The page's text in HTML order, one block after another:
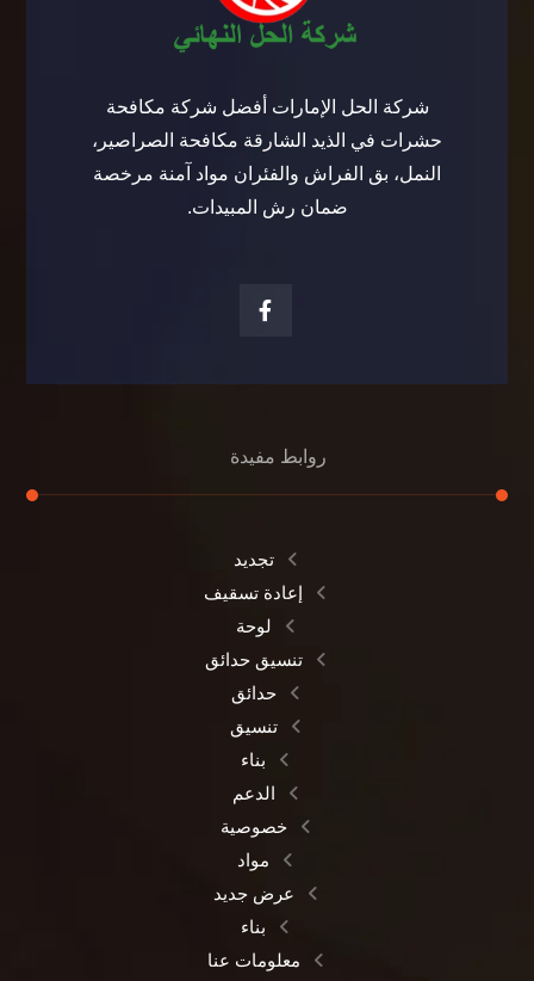
شركة الحل الإمارات أفضل شركة مكافحة
حشرات في الذيد الشارقة مكافحة الصراصير،
النمل، بق الفراش والفئران مواد آمنة مرخصة
ضمان رش المبيدات.
روابط مفيدة
تجديد
إعادة تسقيف
لوحة
تنسيق حدائق
حدائق
تنسيق
بناء
الدعم
خصوصية
مواد
عرض جديد
بناء
معلومات عنا